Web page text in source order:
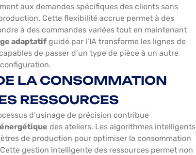
aux demandes spécifiques des clients sans
Cette flexibilité accrue permet à des
à des commandes variées tout en maintenant
adaptatif guidé par l’IA transforme les lignes de
de passer d’un type de pièce à un autre
LA CONSOMMATION
RESSOURCES
d’usinage de précision contribue
des ateliers. Les algorithmes intelligents
de production pour optimiser la consommation
gestion intelligente des ressources permet non